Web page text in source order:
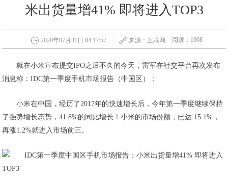
米出货量增41% 即将进入TOP3
2020年07月31日 04:17:57 来源：互联网 阅读：1908
就在小米宣布提交IPO之后不久的今天，雷军在社交平台再次发布
消息称：IDC第一季度手机市场报告（中国区）：
小米在中国，经历了2017年的快速增长后，今年第一季度继续保持
了强势增长态势，41.8%的同比增长！小米的市场份额，已达 15.1%，
再涨1.2%就进入市场前三。